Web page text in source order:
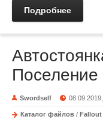
Подробнее
Поселение
Swordself
Каталог файлов / Fallout